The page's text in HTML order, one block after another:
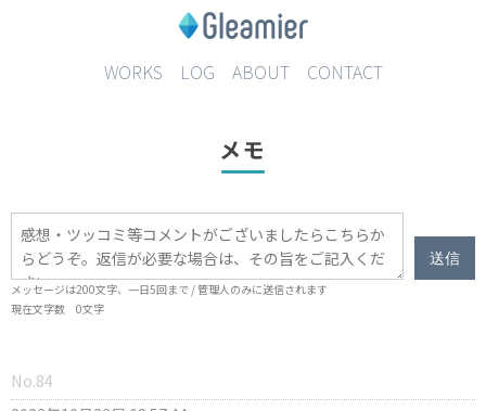
WORKS LOG ABOUT CONTACT
メモ
送信
メッセージは200文字、一日5回まで / 管理人のみに送信されます
現在文字数 0文字
No.84